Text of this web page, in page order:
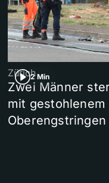
2 Min
Zürich
Zwei Männer
mit
Oberengstringen